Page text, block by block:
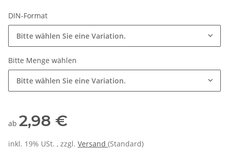
DIN-Format
Bitte wählen Sie eine Variation.
Bitte Menge wählen
Bitte wählen Sie eine Variation.
ab 2,98 €
inkl. 19% USt. , zzgl. Versand (Standard)